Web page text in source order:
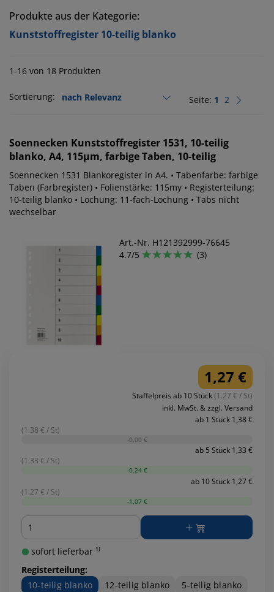
Produkte aus der Kategorie:
Kunststoffregister 10-teilig blanko
1-16 von 18 Produkten
Sortierung: Seite: 1 2
Soennecken Kunststoffregister 1531, 10-teilig
blanko, A4, 115µm, farbige Taben, 10-teilig
Soennecken 1531 Blankoregister in A4. • Tabenfarbe: farbige
Taben (Farbregister) • Folienstärke: 115my • Registerteilung:
10-teilig blanko • Lochung: 11-fach-Lochung • Tabs nicht
wechselbar
Art.-Nr. H121392999-76645
4.7/5
(3)
1,27 €
Staffelpreis ab 10 Stück(1.27 € / St)
inkl. MwSt. & zzgl. Versand
ab 1 Stück 1,38 €
(1.38 € / St)
-0,00 €
ab 5 Stück 1,33 €
(1.33 € / St)
-0,24 €
ab 10 Stück 1,27 €
(1.27 € / St)
-1,07 €
Menge
sofort lieferbar ¹⁾
Registerteilung:
10-teilig blanko
12-teilig blanko
5-teilig blanko